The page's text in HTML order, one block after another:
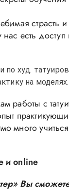
страсть
есть
худ.
на моделях.
работы с
много
и online
Вы